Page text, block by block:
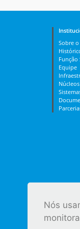
Nós
Sobre
Função
Equipe